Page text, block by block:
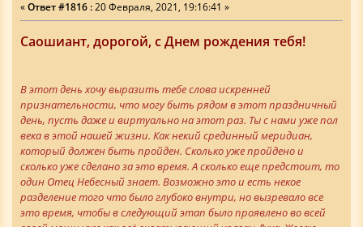
«Ответ #1816 : 20 Февраля, 2021, 19:16:41 »
Саошиант, дорогой, с Днем рождения тебя!
В этот день хочу выразить тебе слова искренней
признательности, что могу быть рядом в этот праздничный
день, пусть даже и виртуально на этот раз. Ты с нами уже пол
века в этой нашей жизни. Как некий срединный меридиан,
который должен быть пройден. Сколько уже пройдено и
сколько уже сделано за это время. А сколько еще предстоит, то
один Отец Небесный знает. Возможно это и есть некое
разделение того что было глубоко внутри, но вызревало все
это время, чтобы в следующий этап было проявлено во всей